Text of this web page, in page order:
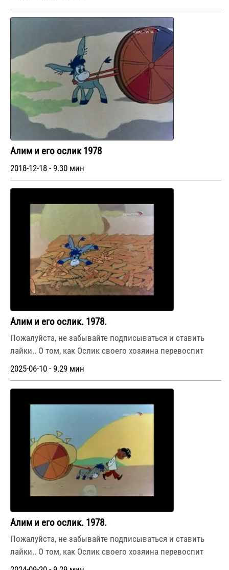
Алим и его ослик 1978
2018-12-18 - 9.30 мин
Алим и его ослик. 1978.
Пожалуйста, не забывайте подписываться и ставить
лайки.. О том, как Ослик своего хозяина перевоспит
2025-06-10 - 9.29 мин
Алим и его ослик. 1978.
Пожалуйста, не забывайте подписываться и ставить
лайки.. О том, как Ослик своего хозяина перевоспит